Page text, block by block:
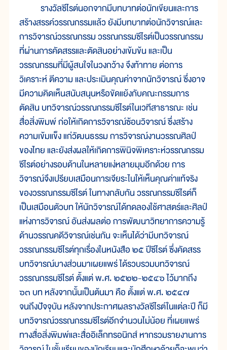
รางวัลซีไรต์นอกจากมีบทบาทต่อนักเขียนและการ
สร้างสรรค์วรรณกรรมแล้ว ยังมีบทบาทต่อนักวิจารณ์และ
การวิจารณ์วรรณกรรม วรรณกรรมซีไรต์เป็นวรรณกรรม
ที่ผ่านการคัดสรรและตัดสินอย่างเข้มข้น และเป็น
วรรณกรรมที่มีผู้สนใจในวงกว้าง จึงท้าทาย ต่อการ
วิเคราะห์ ตีความ และประเมินคุณค่าจากนักวิจารณ์ ซึ่งอาจ
มีความคิดเห็นสนับสนุนหรือขัดแย้งกับคณะกรรมการ
ตัดสิน บทวิจารณ์วรรณกรรมซีไรต์ในเวทีสาธารณะ เช่น
สื่อสิ่งพิมพ์ ก่อให้เกิดการวิจารณ์ซ้อนวิจารณ์ ซึ่งสร้าง
ความเข้มแข็ง แก่วัฒนธรรม การวิจารณ์งานวรรณศิลป์
ของไทย และยังส่งผลให้เกิดการพินิจพิเคราะห์วรรณกรรม
ซีไรต์อย่างรอบด้านในหลายแง่หลายมุมอีกด้วย การ
วิจารณ์จึงเปรียบเสมือนการเจียระไนให้เห็นคุณค่าแท้จริง
ของวรรณกรรมซีไรต์ ในทางกลับกัน วรรณกรรมซีไรต์ก็
เป็นเสมือนตัวบท ให้นักวิจารณ์ได้ทดลองใช้ศาสตร์และศิลป์
แห่งการวิจารณ์ อันส่งผลต่อ การพัฒนาวิทยาการความรู้
ด้านวรรณคดีวิจารณ์เช่นกัน จะเห็นได้ว่ามีบทวิจารณ์
วรรณกรรมซีไรต์ทุกเรื่องในหนังสือ ๒๕ ปีซีไรต์ ซึ่งคัดสรร
บทวิจารณ์บางส่วนมาเผยแพร่ ได้รวบรวมบทวิจารณ์
วรรณกรรมซีไรต์ ตั้งแต่ พ.ศ. ๒๕๒๒-๒๕๔๖ ไว้มากถึง
๖๓ บท หลังจากนั้นเป็นต้นมา คือ ตั้งแต่ พ.ศ. ๒๕๔๗
จนถึงปัจจุบัน หลังจากประกาศผลรางวัลซีไรต์ในแต่ละปี ก็มี
บทวิจารณ์วรรณกรรมซีไรต์อีกจำนวนไม่น้อย ที่เผยแพร่
ทางสื่อสิ่งพิมพ์และสื่ออิเล็กทรอนิกส์ หากรวมรายงานการ